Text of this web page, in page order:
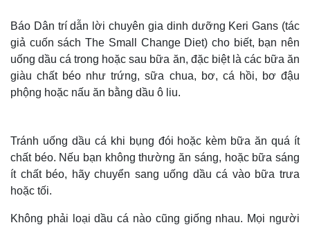
Báo Dân trí dẫn lời chuyên gia dinh dưỡng Keri Gans (tác
giả cuốn sách The Small Change Diet) cho biết, bạn nên
uống dầu cá trong hoặc sau bữa ăn, đặc biệt là các bữa ăn
giàu chất béo như trứng, sữa chua, bơ, cá hồi, bơ đậu
phộng hoặc nấu ăn bằng dầu ô liu.
Tránh uống dầu cá khi bụng đói hoặc kèm bữa ăn quá ít
chất béo. Nếu bạn không thường ăn sáng, hoặc bữa sáng
ít chất béo, hãy chuyển sang uống dầu cá vào bữa trưa
hoặc tối.
Không phải loại dầu cá nào cũng giống nhau. Mọi người